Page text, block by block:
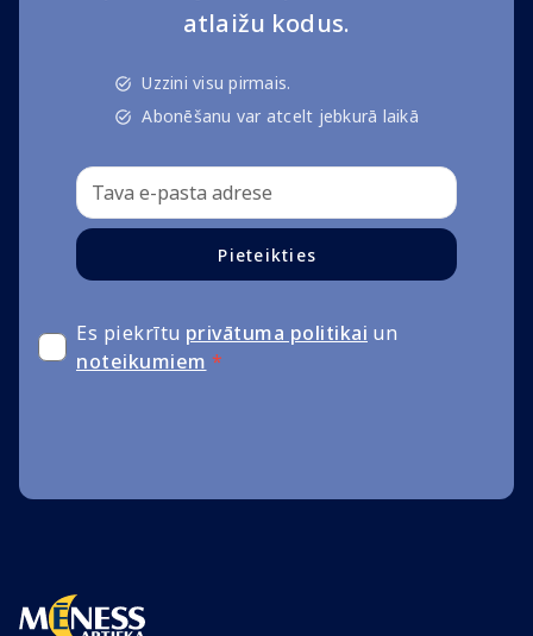
atlaižu kodus.
Uzzini visu pirmais.
Abonēšanu var atcelt jebkurā laikā
Pieteikties
Es piekrītu privātuma politikai un
noteikumiem *